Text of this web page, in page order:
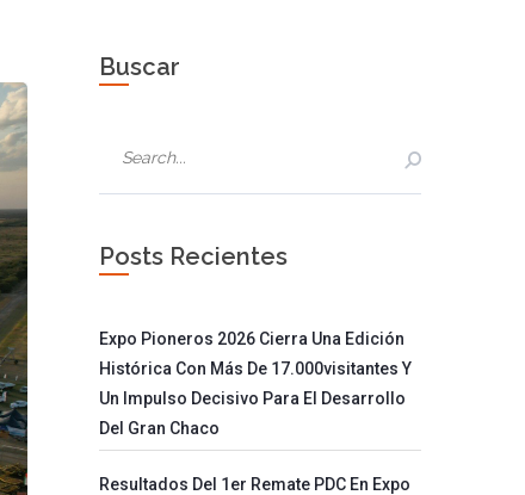
Buscar
Posts Recientes
Expo Pioneros 2026 Cierra Una Edición
Histórica Con Más De 17.000visitantes Y
Un Impulso Decisivo Para El Desarrollo
Del Gran Chaco
Resultados Del 1er Remate PDC En Expo